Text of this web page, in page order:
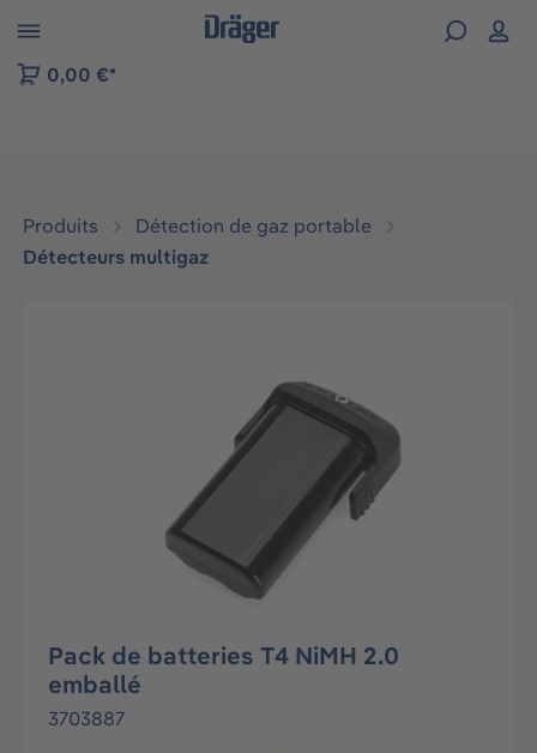
to B2B platform navigation
0,00 €*
Produits
Détection de gaz portable
Détecteurs multigaz
Pack de batteries T4 NiMH 2.0
emballé
3703887